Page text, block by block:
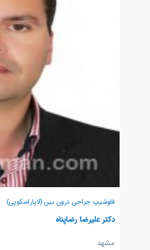
فلوشیپ جراحی درون بین (لاپاراسکوپی)
دکتر علیرضا رضاپناه
مشهد